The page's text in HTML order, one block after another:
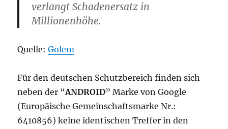
verlangt Schadenersatz in
Millionenhöhe.
Quelle:Golem
Für den deutschen Schutzbereich finden sich
neben der “ANDROID” Marke von Google
(Europäische Gemeinschaftsmarke Nr.:
6410856) keine identischen Treffer in den